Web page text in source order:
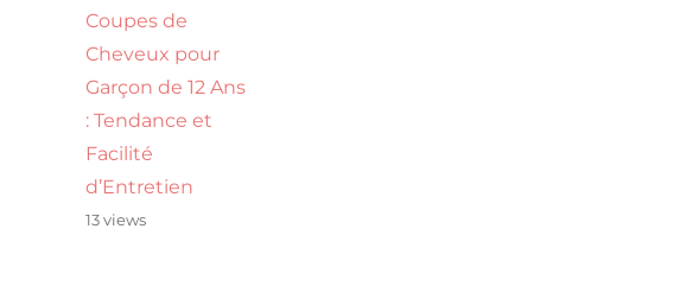
Coupes de
Cheveux pour
Garçon de 12 Ans
: Tendance et
Facilité
d’Entretien
13 views